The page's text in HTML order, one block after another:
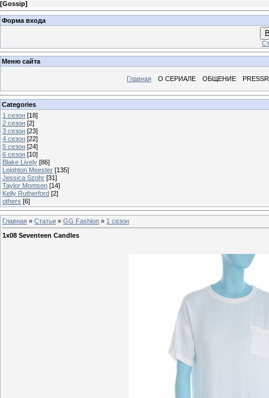
[Gossip]
Форма входа
Меню сайта
Главная О СЕРИАЛЕ ОБЩЕНИЕ
Categories
1 сезон [18]
2 сезон [2]
3 сезон [23]
4 сезон [22]
5 сезон [24]
6 сезон [10]
Blake Lively [86]
Leighton Meester [135]
Jessica Szohr [31]
Taylor Momsen [14]
Kelly Rutherford [2]
others [6]
Главная » Статьи » GG Fashion » 1 сезон
1x08 Seventeen Candles